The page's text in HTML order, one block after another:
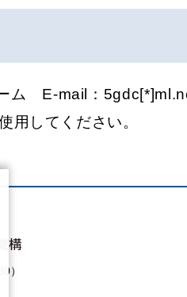
ム E-mail：
用してください。
）